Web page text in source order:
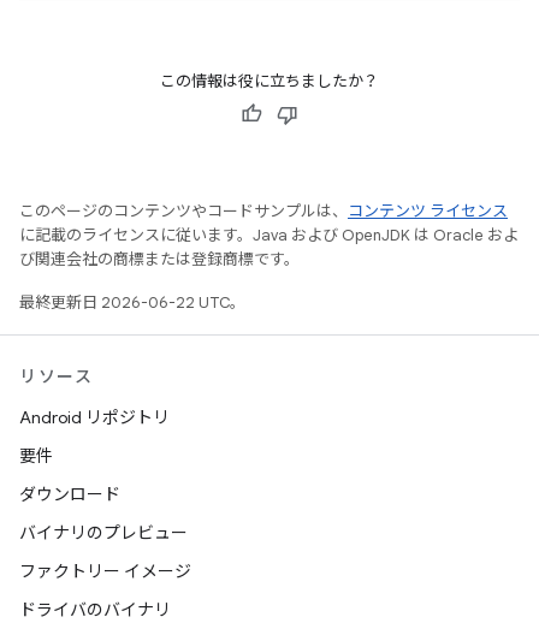
この情報は役に立ちましたか？
このページのコンテンツやコードサンプルは、
コンテンツ ライセンス
に記載のライセンスに従います。Java および OpenJDK は Oracle およ
び関連会社の商標または登録商標です。
最終更新日 2026-06-22 UTC。
リソース
Android リポジトリ
要件
ダウンロード
バイナリのプレビュー
ファクトリー イメージ
ドライバのバイナリ